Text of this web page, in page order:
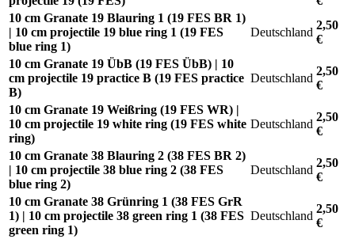
10 cm Granate 19 Blauring 1 (19 FES BR 1)
| 10 cm projectile 19 blue ring 1 (19 FES
blue ring 1)
Deutschland
2,50
€
10 cm Granate 19 ÜbB (19 FES ÜbB) | 10
cm projectile 19 practice B (19 FES practice
B)
Deutschland
2,50
€
10 cm Granate 19 Weißring (19 FES WR) |
10 cm projectile 19 white ring (19 FES white
ring)
Deutschland
2,50
€
10 cm Granate 38 Blauring 2 (38 FES BR 2)
| 10 cm projectile 38 blue ring 2 (38 FES
blue ring 2)
Deutschland
2,50
€
10 cm Granate 38 Grünring 1 (38 FES GrR
1) | 10 cm projectile 38 green ring 1 (38 FES
green ring 1)
Deutschland
2,50
€